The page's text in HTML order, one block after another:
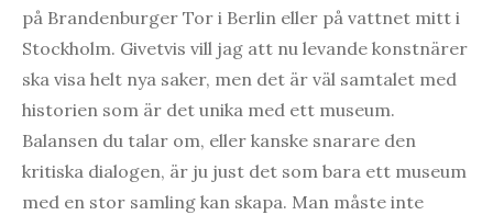
på Brandenburger Tor i Berlin eller på vattnet mitt i
Stockholm. Givetvis vill jag att nu levande konstnärer
ska visa helt nya saker, men det är väl samtalet med
historien som är det unika med ett museum.
Balansen du talar om, eller kanske snarare den
kritiska dialogen, är ju just det som bara ett museum
med en stor samling kan skapa. Man måste inte